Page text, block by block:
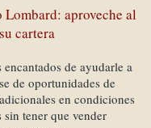
Lombard: aproveche al
cartera
encantados de ayudarle a
de oportunidades de
en condiciones
sin tener que vender